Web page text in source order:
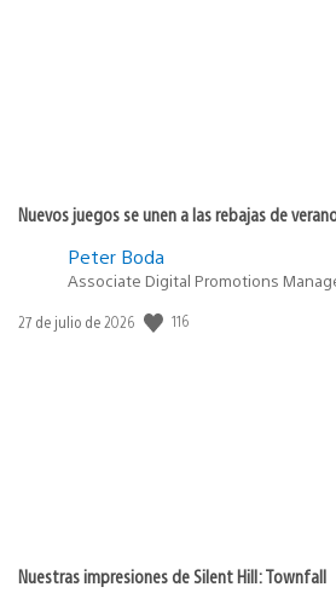
Nuevos juegos se unen a las rebajas de
Peter Boda
Associate Digital Promotions
Fecha
27 de julio de 2026 116
Nuestras impresiones de Silent Hill: Townfall